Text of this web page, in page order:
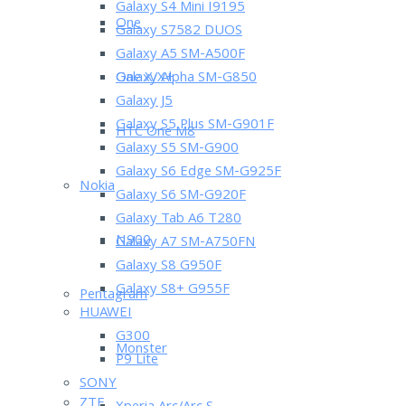
One
One X/X+
HTC One M8
Nokia
N900
Pentagram
Monster
Galaxy S4 Mini I9195
Galaxy S7582 DUOS
Galaxy A5 SM-A500F
Galaxy Alpha SM-G850
Galaxy J5
Galaxy S5 Plus SM-G901F
Galaxy S5 SM-G900
Galaxy S6 Edge SM-G925F
Galaxy S6 SM-G920F
Galaxy Tab A6 T280
Galaxy A7 SM-A750FN
Galaxy S8 G950F
Galaxy S8+ G955F
HUAWEI
G300
P9 Lite
SONY